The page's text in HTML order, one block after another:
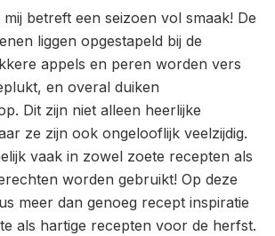
betreft een seizoen vol smaak! De
liggen opgestapeld bij de
appels en peren worden vers
en overal duiken
Dit zijn niet alleen heerlijke
ze zijn ook ongelooflijk veelzijdig.
vaak in zowel zoete recepten als
worden gebruikt! Op deze
meer dan genoeg recept inspiratie
als hartige recepten voor de herfst.